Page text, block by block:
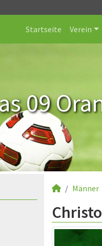
Startseite Verein
09
Männer